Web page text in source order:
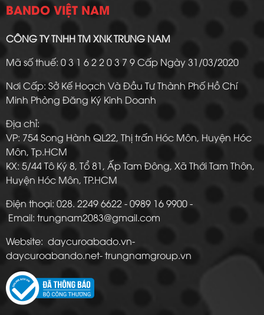
BANDO VIỆT NAM
CÔNG TY TNHH TM XNK TRUNG NAM
Mã số thuế: 0 3 1 6 2 2 0 3 7 9 Cấp Ngày 31/03/2020
Nơi Cấp: Sở Kế Hoạch Và Đầu Tư Thành Phố Hồ Chí
Minh Phòng Đăng Ký Kinh Doanh
Địa chỉ:
VP: 754 Song Hành QL22, Thị trấn Hóc Môn, Huyện Hóc
Môn, Tp.HCM
KX: 5/44 Tô Ký 8, Tổ 81, Ấp Tam Đông, Xã Thới Tam Thôn,
Huyện Hóc Môn, TP.HCM
Điện thoại: 028. 2249 6622 - 0989 16 9900 -
Email: trungnam2083@gmail.com
Website: daycuroabado.vn-
daycuroabando.net- trungnamgroup.vn